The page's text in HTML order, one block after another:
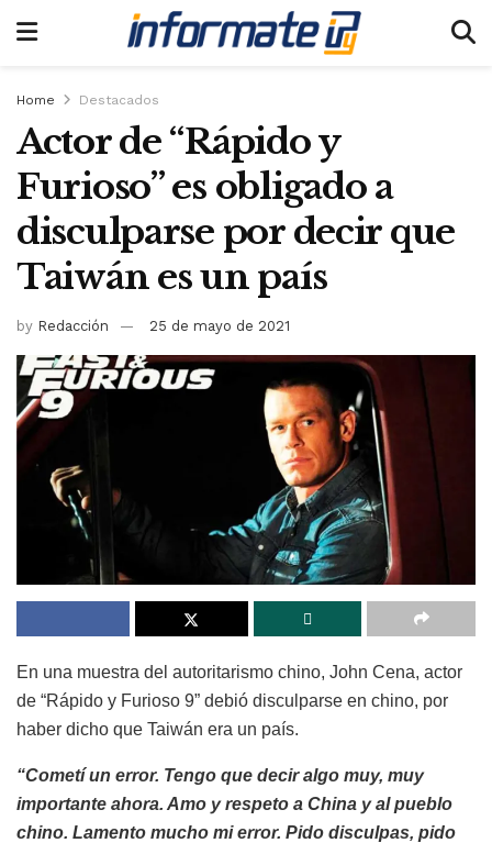
Home Destacados
Actor de “Rápido y
Furioso” es obligado a
disculparse por decir que
Taiwán es un país
by Redacción 25 de mayo de 2021
En una muestra del autoritarismo chino, John Cena, actor
de “Rápido y Furioso 9” debió disculparse en chino, por
haber dicho que Taiwán era un país.
“Cometí un error. Tengo que decir algo muy, muy
importante ahora. Amo y respeto a China y al pueblo
chino. Lamento mucho mi error. Pido disculpas, pido